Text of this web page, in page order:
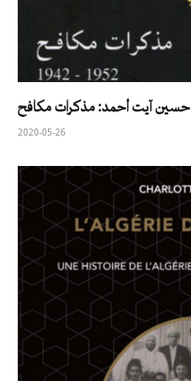
حسين آيت أحمد: مذكرات مكافح
2020-05-26